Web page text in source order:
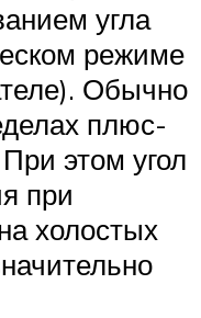
угла
режиме
Обычно
плюс-
этом угол
при
холостых